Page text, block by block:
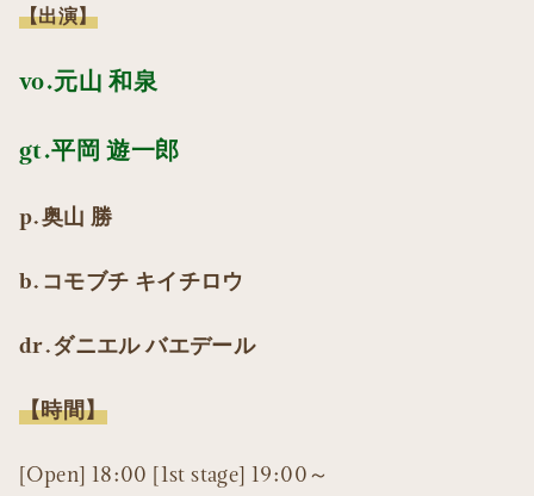
【出演】
vo.元山 和泉
gt.平岡 遊一郎
p.奥山 勝
b.コモブチ キイチロウ
dr.ダニエル バエデール
【時間】
[Open] 18:00 [1st stage] 19:00～